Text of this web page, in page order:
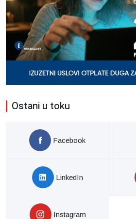
Ostani u toku
Facebook
LinkedIn
Instagram